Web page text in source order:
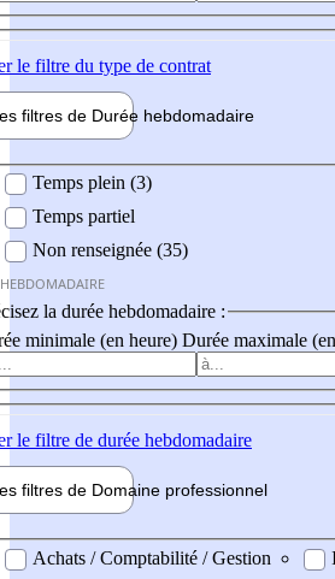
le filtre du type de contrat
filtres de Durée hebdomadaire
Temps plein (3)
Temps partiel
Non renseignée (35)
la durée hebdomadaire :
minimale (en heure) Durée maximale
le filtre de durée hebdomadaire
filtres de Domaine professionnel
professionel
Achats / Comptabilité / Gestion